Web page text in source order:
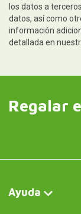
los datos a
datos, así como
información
detallada en
Regalar
Ayuda